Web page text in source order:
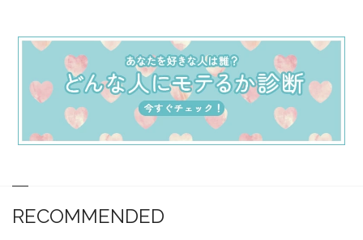
RECOMMENDED